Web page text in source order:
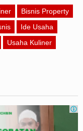
Bisnis Property
Ide Usaha
Usaha Kuliner